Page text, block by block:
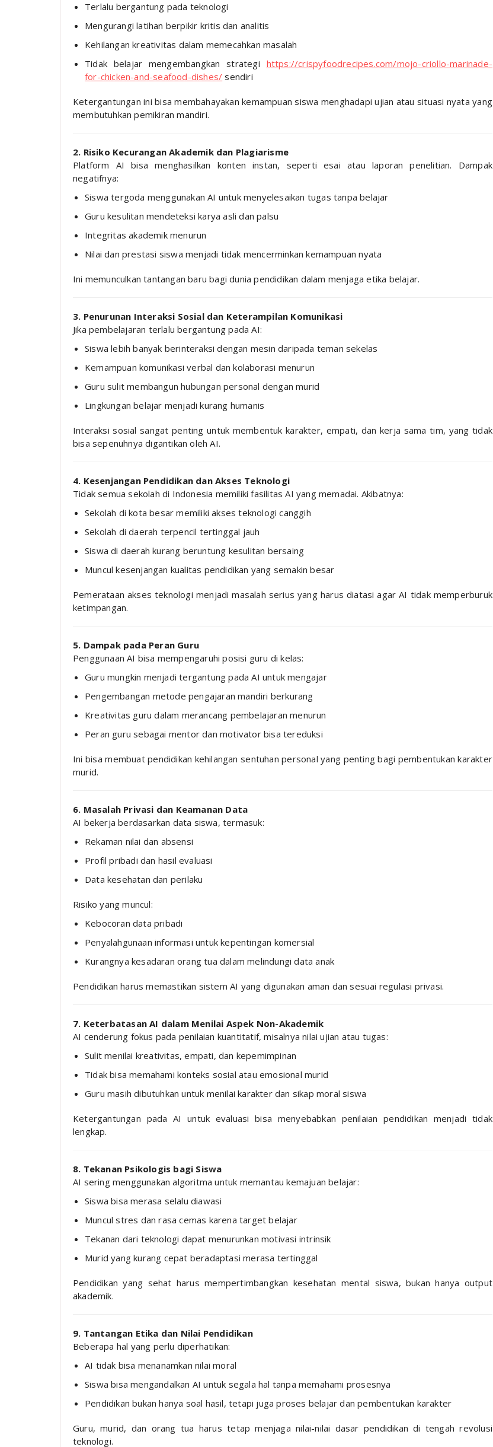
Terlalu bergantung pada teknologi
Mengurangi latihan berpikir kritis dan analitis
Kehilangan kreativitas dalam memecahkan masalah
Tidak belajar mengembangkan strategi https://crispyfoodrecipes.com/mojo-criollo-marinade-
for-chicken-and-seafood-dishes/ sendiri
Ketergantungan ini bisa membahayakan kemampuan siswa menghadapi ujian atau situasi nyata yang
membutuhkan pemikiran mandiri.
2. Risiko Kecurangan Akademik dan Plagiarisme
Platform AI bisa menghasilkan konten instan, seperti esai atau laporan penelitian. Dampak
negatifnya:
Siswa tergoda menggunakan AI untuk menyelesaikan tugas tanpa belajar
Guru kesulitan mendeteksi karya asli dan palsu
Integritas akademik menurun
Nilai dan prestasi siswa menjadi tidak mencerminkan kemampuan nyata
Ini memunculkan tantangan baru bagi dunia pendidikan dalam menjaga etika belajar.
3. Penurunan Interaksi Sosial dan Keterampilan Komunikasi
Jika pembelajaran terlalu bergantung pada AI:
Siswa lebih banyak berinteraksi dengan mesin daripada teman sekelas
Kemampuan komunikasi verbal dan kolaborasi menurun
Guru sulit membangun hubungan personal dengan murid
Lingkungan belajar menjadi kurang humanis
Interaksi sosial sangat penting untuk membentuk karakter, empati, dan kerja sama tim, yang tidak
bisa sepenuhnya digantikan oleh AI.
4. Kesenjangan Pendidikan dan Akses Teknologi
Tidak semua sekolah di Indonesia memiliki fasilitas AI yang memadai. Akibatnya:
Sekolah di kota besar memiliki akses teknologi canggih
Sekolah di daerah terpencil tertinggal jauh
Siswa di daerah kurang beruntung kesulitan bersaing
Muncul kesenjangan kualitas pendidikan yang semakin besar
Pemerataan akses teknologi menjadi masalah serius yang harus diatasi agar AI tidak memperburuk
ketimpangan.
5. Dampak pada Peran Guru
Penggunaan AI bisa mempengaruhi posisi guru di kelas:
Guru mungkin menjadi tergantung pada AI untuk mengajar
Pengembangan metode pengajaran mandiri berkurang
Kreativitas guru dalam merancang pembelajaran menurun
Peran guru sebagai mentor dan motivator bisa tereduksi
Ini bisa membuat pendidikan kehilangan sentuhan personal yang penting bagi pembentukan karakter
murid.
6. Masalah Privasi dan Keamanan Data
AI bekerja berdasarkan data siswa, termasuk:
Rekaman nilai dan absensi
Profil pribadi dan hasil evaluasi
Data kesehatan dan perilaku
Risiko yang muncul:
Kebocoran data pribadi
Penyalahgunaan informasi untuk kepentingan komersial
Kurangnya kesadaran orang tua dalam melindungi data anak
Pendidikan harus memastikan sistem AI yang digunakan aman dan sesuai regulasi privasi.
7. Keterbatasan AI dalam Menilai Aspek Non-Akademik
AI cenderung fokus pada penilaian kuantitatif, misalnya nilai ujian atau tugas:
Sulit menilai kreativitas, empati, dan kepemimpinan
Tidak bisa memahami konteks sosial atau emosional murid
Guru masih dibutuhkan untuk menilai karakter dan sikap moral siswa
Ketergantungan pada AI untuk evaluasi bisa menyebabkan penilaian pendidikan menjadi tidak
lengkap.
8. Tekanan Psikologis bagi Siswa
AI sering menggunakan algoritma untuk memantau kemajuan belajar:
Siswa bisa merasa selalu diawasi
Muncul stres dan rasa cemas karena target belajar
Tekanan dari teknologi dapat menurunkan motivasi intrinsik
Murid yang kurang cepat beradaptasi merasa tertinggal
Pendidikan yang sehat harus mempertimbangkan kesehatan mental siswa, bukan hanya output
akademik.
9. Tantangan Etika dan Nilai Pendidikan
Beberapa hal yang perlu diperhatikan:
AI tidak bisa menanamkan nilai moral
Siswa bisa mengandalkan AI untuk segala hal tanpa memahami prosesnya
Pendidikan bukan hanya soal hasil, tetapi juga proses belajar dan pembentukan karakter
Guru, murid, dan orang tua harus tetap menjaga nilai-nilai dasar pendidikan di tengah revolusi
teknologi.